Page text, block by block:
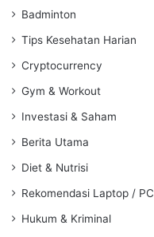
Badminton
Tips Kesehatan Harian
Cryptocurrency
Gym & Workout
Investasi & Saham
Berita Utama
Diet & Nutrisi
Rekomendasi Laptop / PC
Hukum & Kriminal